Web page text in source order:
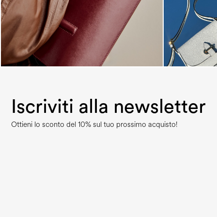
Iscriviti alla newsletter
Ottieni lo sconto del 10% sul tuo prossimo acquisto!